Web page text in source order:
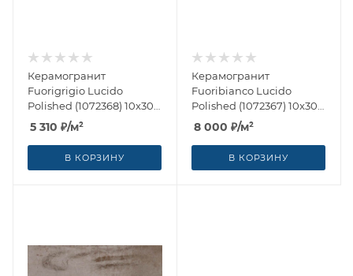
Керамогранит
Fuorigrigio Lucido
Polished (1072368) 10x30
от Cir Ceramiche (Италия)
5 310 ₽/м²
В КОРЗИНУ
Керамогранит
Fuoribianco Lucido
Polished (1072367) 10x30
от Cir Ceramiche (Италия)
8 000 ₽/м²
В КОРЗИНУ